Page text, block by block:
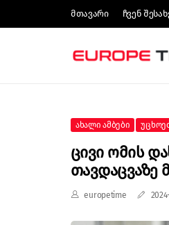
Მთავარი Ჩვენ
Ახალი Ამბები
Ცივი Ომის
Თავდაცვაზე
europetime